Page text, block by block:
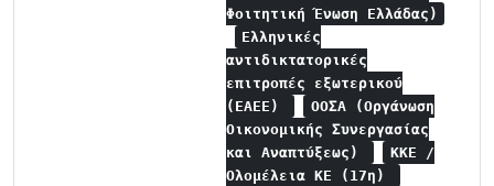
Φοιτητική Ένωση Ελλάδας)
Ελληνικές
αντιδικτατορικές
επιτροπές εξωτερικού
(ΕΑΕΕ)
ΟΟΣΑ (Οργάνωση
Οικονομικής Συνεργασίας
και Αναπτύξεως)
ΚΚΕ /
Ολομέλεια ΚΕ (17η)